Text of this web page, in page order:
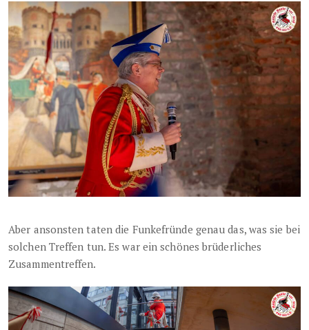
Aber ansonsten taten die Funkefründe genau das, was sie bei
solchen Treffen tun. Es war ein schönes brüderliches
Zusammentreffen.